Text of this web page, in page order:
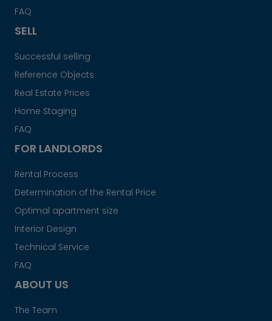
FAQ
SELL
Successful selling
Reference Objects
Real Estate Prices
Home Staging
FAQ
FOR LANDLORDS
Rental Process
Determination of the Rental Price
Optimal apartment size
Interior Design
Technical Service
FAQ
ABOUT US
The Team